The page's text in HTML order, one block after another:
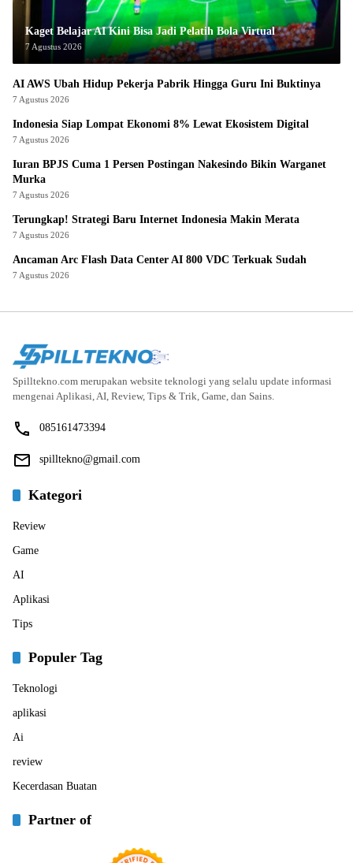
Kaget Belajar AI Kini Bisa Jadi Pelatih Bola Virtual
7 Agustus 2026
AI AWS Ubah Hidup Pekerja Pabrik Hingga Guru Ini Buktinya
7 Agustus 2026
Indonesia Siap Lompat Ekonomi 8% Lewat Ekosistem Digital
7 Agustus 2026
Iuran BPJS Cuma 1 Persen Postingan Nakesindo Bikin Warganet
Murka
7 Agustus 2026
Terungkap! Strategi Baru Internet Indonesia Makin Merata
7 Agustus 2026
Ancaman Arc Flash Data Center AI 800 VDC Terkuak Sudah
7 Agustus 2026
Spilltekno.com merupakan website teknologi yang selalu update informasi
mengenai Aplikasi, AI, Review, Tips & Trik, Game, dan Sains.
085161473394
spilltekno@gmail.com
Kategori
Review
Game
AI
Aplikasi
Tips
Populer Tag
Teknologi
aplikasi
Ai
review
Kecerdasan Buatan
Partner of